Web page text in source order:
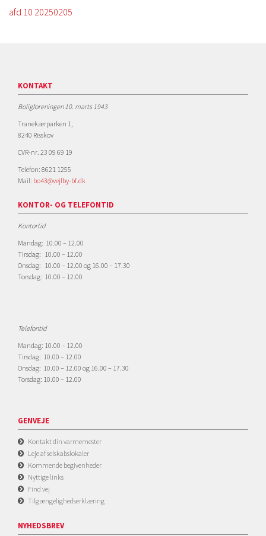
afd 10 20250205
KONTAKT
Boligforeningen 10. marts 1943
Tranekærparken 1,
8240 Risskov
CVR-nr. 23 09 69 19
Telefon: 8621 1255
Mail: bo43@vejlby-bf.dk
KONTOR- OG TELEFONTID
Kontortid
Mandag: 10.00 – 12.00
Tirsdag: 10.00 – 12.00
Onsdag: 10.00 – 12.00 og 16.00 – 17.30
Torsdag: 10.00 – 12.00
Telefontid
Mandag: 10.00 – 12.00
Tirsdag: 10.00 – 12.00
Onsdag: 10.00 – 12.00 og 16.00 – 17.30
Torsdag: 10.00 – 12.00
GENVEJE
Kontakt din varmemester
Leje af selskabslokaler
Kommende begivenheder
Nyttige links
Find vej
Tilgængelighedserklæring
NYHEDSBREV